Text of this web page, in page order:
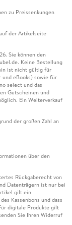
zu Preissenkungen
der Artikelseite
Sie können den
Keine Bestellung
ist nicht gültig für
eBooks) sowie für
select und das
Gutscheinen und
Ein Weiterverkauf
der großen Zahl an
über den
Rückgaberecht von
Datenträgern ist nur bei
gilt ein
Kassenbons und dass
digitale Produkte gilt
Sie Ihren Widerruf